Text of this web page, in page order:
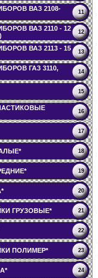
ВАЗ 2108-
11
ВАЗ 2110 - 12
12
ВАЗ 2113 - 15
13
ГАЗ 3110,
14
15
16
17
18
19
20
ГРУЗОВЫЕ* 21
22
ПОЛИМЕР* 23
24